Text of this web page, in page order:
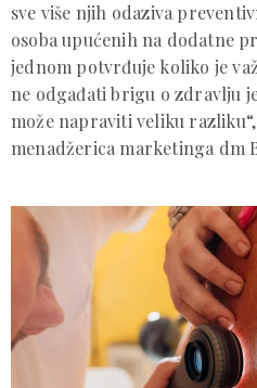
sve više njih odaziva
osoba upućenih na dodatne
jednom potvrđuje koliko je
ne odgađati brigu o zdravlju
može napraviti veliku
menadžerica marketinga dm